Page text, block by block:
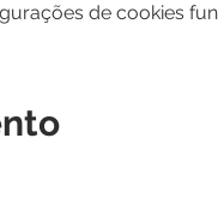
de cookies